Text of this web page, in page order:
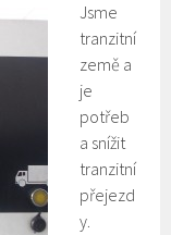
Jsme
tranzitní
země a
je
potřeb
a snížit
tranzitní
přejezd
y.